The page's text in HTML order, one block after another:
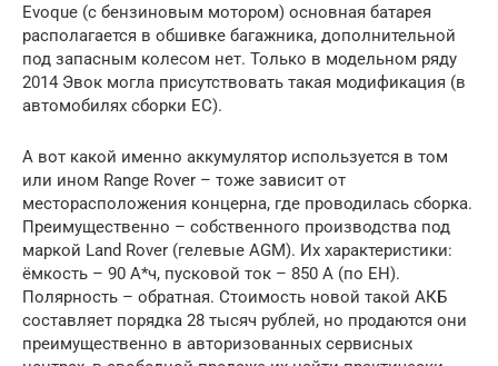
Evoque (с бензиновым мотором) основная батарея
располагается в обшивке багажника, дополнительной
под запасным колесом нет. Только в модельном ряду
2014 Эвок могла присутствовать такая модификация (в
автомобилях сборки ЕС).
А вот какой именно аккумулятор используется в том
или ином Range Rover – тоже зависит от
месторасположения концерна, где проводилась сборка.
Преимущественно – собственного производства под
маркой Land Rover (гелевые AGM). Их характеристики:
ёмкость – 90 А*ч, пусковой ток – 850 А (по ЕН).
Полярность – обратная. Стоимость новой такой АКБ
составляет порядка 28 тысяч рублей, но продаются они
преимущественно в авторизованных сервисных